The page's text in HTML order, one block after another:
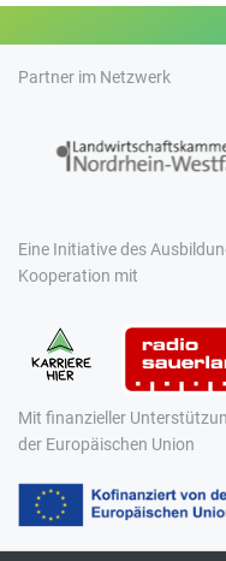
Partner im Netzwerk
Eine Initiative des
Kooperation mit
Mit finanzieller
der Europäischen Union